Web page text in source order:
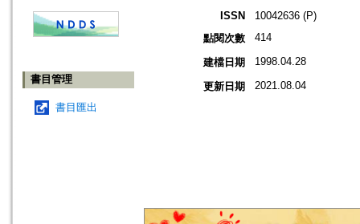
書目管理
書目匯出
ISSN
10042636 (P)
點閱次數
414
建檔日期 1998.04.28
更新日期 2021.08.04